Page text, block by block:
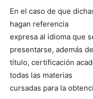
En el caso de que
hagan referencia
expresa al idioma que
presentarse, además
título, certificación
todas las materias
cursadas para la